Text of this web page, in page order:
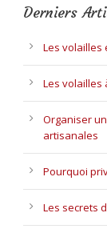
Derniers
Les volailles
Les volailles
Organiser
artisanales
Pourquoi
Les secrets